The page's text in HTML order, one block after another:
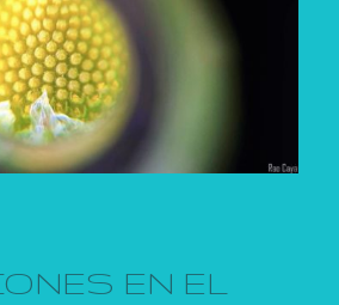
EN EL